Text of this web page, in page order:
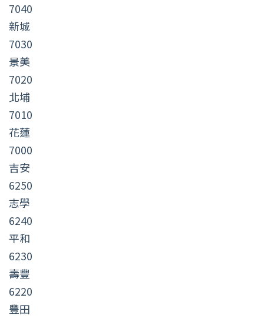
7040
新城
7030
景美
7020
北埔
7010
花蓮
7000
吉安
6250
志學
6240
平和
6230
壽豐
6220
豐田